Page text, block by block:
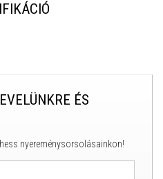
ÉS
nyereménysorsolásainkon!